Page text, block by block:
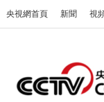
央視網首頁 新聞 視